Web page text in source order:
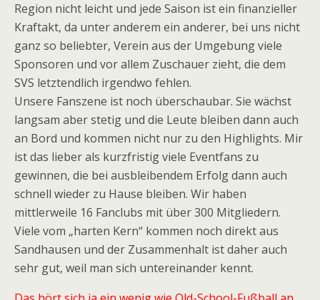
Region nicht leicht und jede Saison ist ein finanzieller
Kraftakt, da unter anderem ein anderer, bei uns nicht
ganz so beliebter, Verein aus der Umgebung viele
Sponsoren und vor allem Zuschauer zieht, die dem
SVS letztendlich irgendwo fehlen.
Unsere Fanszene ist noch überschaubar. Sie wächst
langsam aber stetig und die Leute bleiben dann auch
an Bord und kommen nicht nur zu den Highlights. Mir
ist das lieber als kurzfristig viele Eventfans zu
gewinnen, die bei ausbleibendem Erfolg dann auch
schnell wieder zu Hause bleiben. Wir haben
mittlerweile 16 Fanclubs mit über 300 Mitgliedern.
Viele vom „harten Kern“ kommen noch direkt aus
Sandhausen und der Zusammenhalt ist daher auch
sehr gut, weil man sich untereinander kennt.